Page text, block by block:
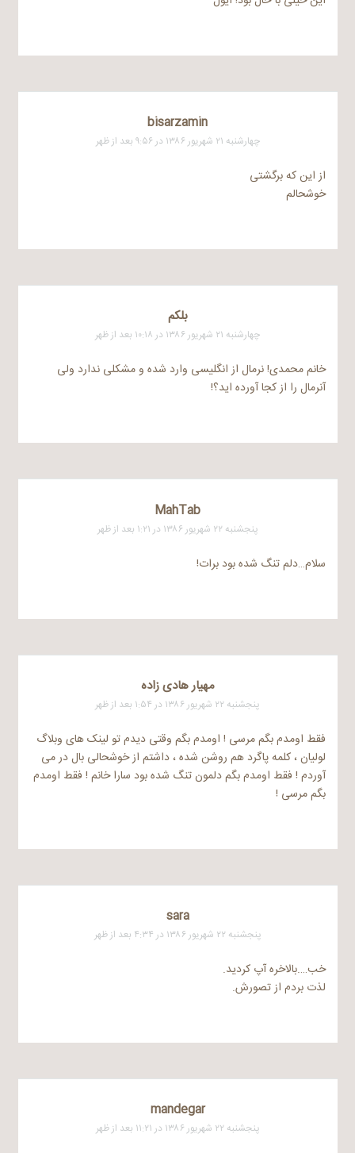
bisarzamin
چهارشنبه ۲۱ شهریور ۱۳۸۶ در ۹:۵۶ بعد از ظهر
از این که برگشتی
خوشحالم
بلکم
چهارشنبه ۲۱ شهریور ۱۳۸۶ در ۱۰:۱۸ بعد از ظهر
خانم محمدی! نرمال از انگلیسی وارد شده و مشکلی ندارد ولی
آنرمال را از کجا آورده اید؟!
MahTab
پنجشنبه ۲۲ شهریور ۱۳۸۶ در ۱:۲۱ بعد از ظهر
سلام…دلم تنگ شده بود برات!
مهیار هادی زاده
پنجشنبه ۲۲ شهریور ۱۳۸۶ در ۱:۵۴ بعد از ظهر
فقط اومدم بگم مرسی ! اومدم بگم وقتی دیدم تو لینک های وبلاگ
لولیان ، کلمه پاگرد هم روشن شده ، داشتم از خوشحالی بال در می
آوردم ! فقط اومدم بگم دلمون تنگ شده بود سارا خانم ! فقط اومدم
بگم مرسی !
sara
پنجشنبه ۲۲ شهریور ۱۳۸۶ در ۴:۳۴ بعد از ظهر
خب….بالاخره آپ کردید.
لذت بردم از تصورش.
mandegar
پنجشنبه ۲۲ شهریور ۱۳۸۶ در ۱۱:۲۱ بعد از ظهر